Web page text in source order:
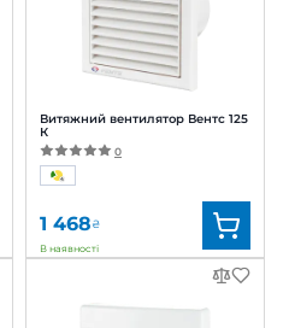
Витяжний вентилятор Вентс 125
К
0
1 468₴
В наявності
Вентс
Артикул: 0000217209